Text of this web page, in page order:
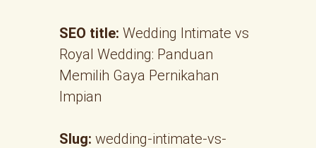
SEO title: Wedding Intimate vs
Royal Wedding: Panduan
Memilih Gaya Pernikahan
Impian
Slug: wedding-intimate-vs-